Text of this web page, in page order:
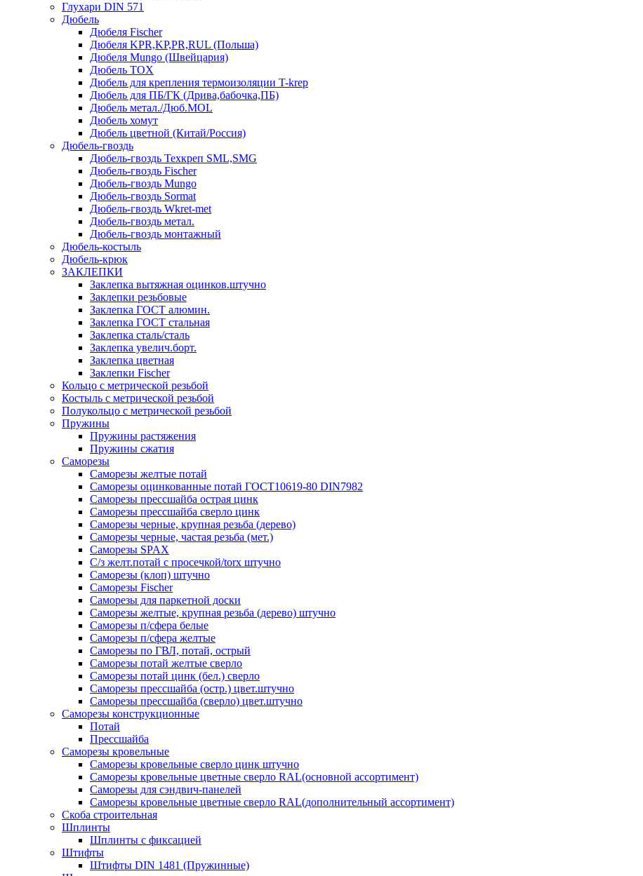
Глухари DIN 571
Дюбель
Дюбеля Fischer
Дюбеля KPR,KP,PR,RUL (Польша)
Дюбеля Mungo (Швейцария)
Дюбель TOX
Дюбель для крепления термоизоляции T-krep
Дюбель для ПБ/ГК (Дрива,бабочка,ПБ)
Дюбель метал./Дюб.MOL
Дюбель хомут
Дюбель цветной (Китай/Россия)
Дюбель-гвоздь
Дюбель-гвоздь Техкреп SML,SMG
Дюбель-гвоздь Fischer
Дюбель-гвоздь Mungo
Дюбель-гвоздь Sormat
Дюбель-гвоздь Wkret-met
Дюбель-гвоздь метал.
Дюбель-гвоздь монтажный
Дюбель-костыль
Дюбель-крюк
ЗАКЛЕПКИ
Заклепка вытяжная оцинков.штучно
Заклепки резьбовые
Заклепка ГОСТ алюмин.
Заклепка ГОСТ стальная
Заклепка сталь/сталь
Заклепка увелич.борт.
Заклепка цветная
Заклепки Fischer
Кольцо с метрической резьбой
Костыль с метрической резьбой
Полукольцо с метрической резьбой
Пружины
Пружины растяжения
Пружины сжатия
Саморезы
Саморезы желтые потай
Саморезы оцинкованные потай ГОСТ10619-80 DIN7982
Саморезы прессшайба острая цинк
Саморезы прессшайба сверло цинк
Саморезы черные, крупная резьба (дерево)
Саморезы черные, частая резьба (мет.)
Cаморезы SPAX
С/з желт.потай с просечкой/torx штучно
Саморезы (клоп) штучно
Саморезы Fischer
Саморезы для паркетной доски
Саморезы желтые, крупная резьба (дерево) штучно
Саморезы п/сфера белые
Саморезы п/сфера желтые
Саморезы по ГВЛ, потай, острый
Саморезы потай желтые сверло
Саморезы потай цинк (бел.) сверло
Саморезы прессшайба (остр.) цвет.штучно
Саморезы прессшайба (сверло) цвет.штучно
Саморезы конструкционные
Потай
Прессшайба
Саморезы кровельные
Саморезы кровельные сверло цинк штучно
Саморезы кровельные цветные сверло RAL(основной ассортимент)
Саморезы для сэндвич-панелей
Саморезы кровельные цветные сверло RAL(дополнительный ассортимент)
Скоба строительная
Шплинты
Шплинты с фиксацией
Штифты
Штифты DIN 1481 (Пружинные)